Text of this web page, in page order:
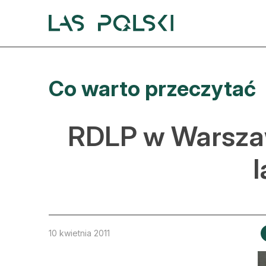
Co warto przeczytać
RDLP w
10 kwietnia 2011